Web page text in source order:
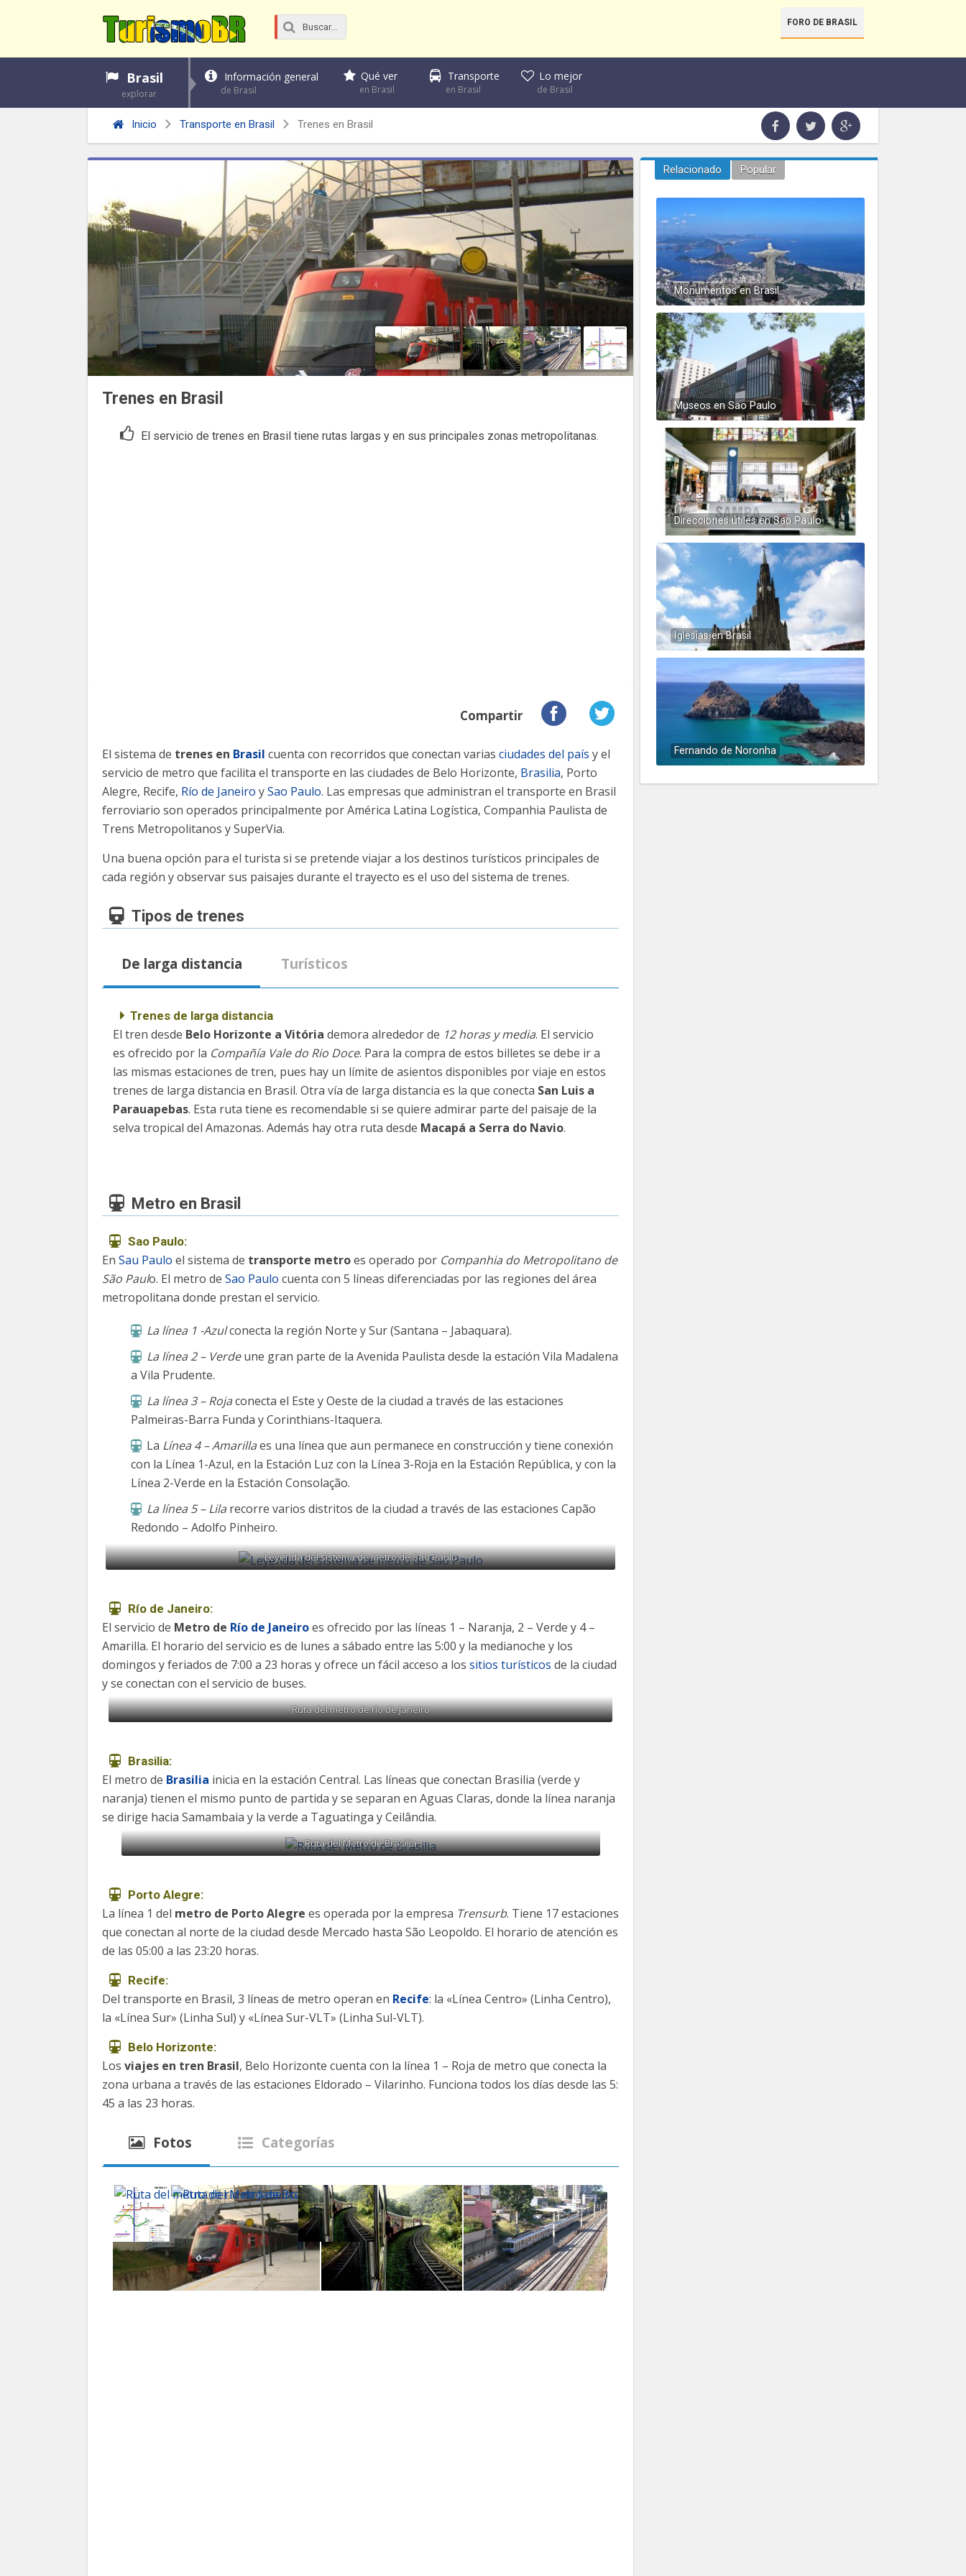
FORO DE BRASIL
Brasil
explorar
Información general
de Brasil
Qué ver
en Brasil
Transporte
en Brasil
Lo mejor
de Brasil
Inicio Transporte en Brasil Trenes en Brasil
Trenes en Brasil
El servicio de trenes en Brasil tiene rutas largas y en sus principales zonas metropolitanas.
Compartir
El sistema de trenes en Brasil cuenta con recorridos que conectan varias ciudades del país y el
servicio de metro que facilita el transporte en las ciudades de Belo Horizonte, Brasilia, Porto
Alegre, Recife, Río de Janeiro ySao Paulo. Las empresas que administran el transporte en Brasil
ferroviario son operados principalmente por América Latina Logística, Companhia Paulista de
Trens Metropolitanos y SuperVia.
Una buena opción para el turista si se pretende viajar a los destinos turísticos principales de
cada región y observar sus paisajes durante el trayecto es el uso del sistema de trenes.
Tipos de trenes
De larga distancia Turísticos
Trenes de larga distancia
El tren desde Belo Horizonte a Vitória demora alrededor de 12 horas y media. El servicio
es ofrecido por la Compañía Vale do Rio Doce. Para la compra de estos billetes se debe ir a
las mismas estaciones de tren, pues hay un límite de asientos disponibles por viaje en estos
trenes de larga distancia en Brasil. Otra vía de larga distancia es la que conecta San Luis a
Parauapebas. Esta ruta tiene es recomendable si se quiere admirar parte del paisaje de la
selva tropical del Amazonas. Además hay otra ruta desde Macapá a Serra do Navio.
Metro en Brasil
Sao Paulo:
En Sau Paulo el sistema de transporte metroes operado por Companhia do Metropolitano de
São Paulo. El metro de Sao Paulo cuenta con 5 líneas diferenciadas por las regiones del área
metropolitana donde prestan el servicio.
La línea 1 -Azulconecta la región Norte y Sur (Santana – Jabaquara).
La línea 2 – Verdeune gran parte de la Avenida Paulista desde la estación Vila Madalena
a Vila Prudente.
La línea 3 – Rojaconecta el Este y Oeste de la ciudad a través de las estaciones
Palmeiras-Barra Funda y Corinthians-Itaquera.
La Línea 4 – Amarillaes una línea que aun permanece en construcción y tiene conexión
con la Línea 1-Azul, en la Estación Luz con la Línea 3-Roja en la Estación República, y con la
Línea 2-Verde en la Estación Consolação.
La línea 5 – Lila recorre varios distritos de la ciudad a través de las estaciones Capão
Redondo – Adolfo Pinheiro.
Leyenda del sistema de metro de Sao Paulo
Río de Janeiro:
El servicio de Metro de Río de Janeiroes ofrecido por las líneas 1 – Naranja, 2 – Verde y 4 –
Amarilla. El horario del servicio es de lunes a sábado entre las 5:00 y la medianoche y los
domingos y feriados de 7:00 a 23 horas y ofrece un fácil acceso a los sitios turísticos de la ciudad
y se conectan con el servicio de buses.
Ruta del metro de río de Janeiro
Brasilia:
El metro de Brasilia inicia en la estación Central. Las líneas que conectan Brasilia (verde y
naranja) tienen el mismo punto de partida y se separan en Aguas Claras, donde la línea naranja
se dirige hacia Samambaia y la verde a Taguatinga y Ceilândia.
Ruta del Metro de Brasilia
Porto Alegre:
La línea 1 del metro de Porto Alegre es operada por la empresa Trensurb. Tiene 17 estaciones
que conectan al norte de la ciudad desde Mercado hasta São Leopoldo. El horario de atención es
de las 05:00 a las 23:20 horas.
Recife:
Del transporte en Brasil, 3 líneas de metro operan en Recife: la «Línea Centro» (Linha Centro),
la «Línea Sur» (Linha Sul) y «Línea Sur-VLT» (Linha Sul-VLT).
Belo Horizonte:
Los viajes en tren Brasil, Belo Horizonte cuenta con la línea 1 – Roja de metro que conecta la
zona urbana a través de las estaciones Eldorado – Vilarinho. Funciona todos los días desde las 5:
45 a las 23 horas.
Fotos Categorías
Relacionado Popular
Monumentos en Brasil
Museos en Sao Paulo
Direcciones útiles en Sao Paulo
Iglesias en Brasil
Fernando de Noronha